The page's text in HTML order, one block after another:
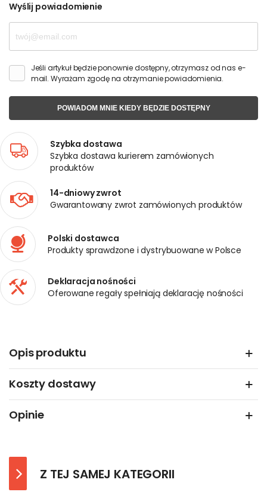
Wyślij powiadomienie
Jeśli artykuł będzie ponownie dostępny, otrzymasz od nas e-
mail. Wyrażam zgodę na otrzymanie powiadomienia.
POWIADOM MNIE KIEDY BĘDZIE DOSTĘPNY
Szybka dostawa
Szybka dostawa kurierem zamówionych
produktów
14-dniowy zwrot
Gwarantowany zwrot zamówionych produktów
Polski dostawca
Produkty sprawdzone i dystrybuowane w Polsce
Deklaracja nośności
Oferowane regały spełniają deklarację nośności
Opis produktu
Koszty dostawy
Opinie
Z TEJ SAMEJ KATEGORII